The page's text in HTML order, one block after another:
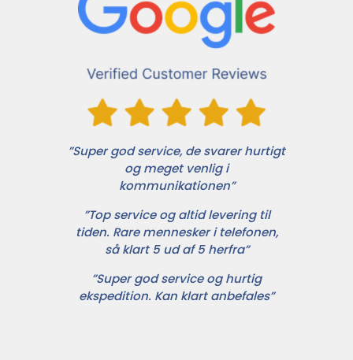
”Super god service, de svarer hurtigt
og meget venlig i
kommunikationen”
”Top service og altid levering til
tiden. Rare mennesker i telefonen,
så klart 5 ud af 5 herfra”
”Super god service og hurtig
ekspedition. Kan klart anbefales”